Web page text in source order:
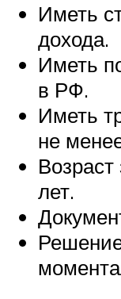
Иметь
дохода.
Иметь
в РФ.
Иметь
не
лет.